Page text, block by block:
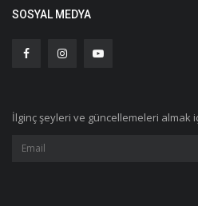
SOSYAL MEDYA
İlginç şeyleri ve güncellemeleri almak